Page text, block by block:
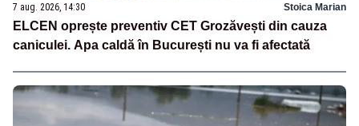
7 aug. 2026, 14:30 Stoica Marian
ELCEN oprește preventiv CET Grozăvești din cauza
caniculei. Apa caldă în București nu va fi afectată